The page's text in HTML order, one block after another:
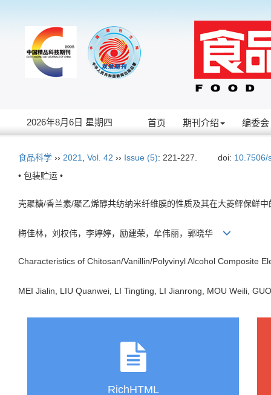
2026年8月6日 星期四 首页 期刊介绍 编委会
食品科学 ›› 2021 Vol. 42 ›› Issue (5): 221-227. doi: 10.7506/
• 包装贮运 •
壳聚糖/香兰素/聚乙烯醇共纺纳米纤维膜的性质及其在大菱鲆保鲜中
梅佳林，刘权伟，李婷婷，励建荣，牟伟丽，郭晓华
Characteristics of Chitosan/Vanillin/Polyvinyl Alcohol Composite
MEI Jialin, LIU Quanwei, LI Tingting, LI Jianrong, MOU Weili,
RichHTML